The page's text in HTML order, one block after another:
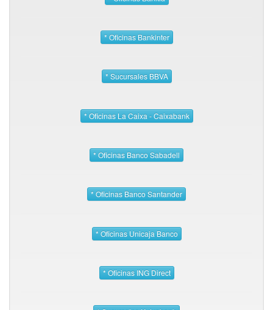
* Oficinas Bankinter
* Sucursales BBVA
* Oficinas La Caixa - Caixabank
* Oficinas Banco Sabadell
* Oficinas Banco Santander
* Oficinas Unicaja Banco
* Oficinas ING Direct